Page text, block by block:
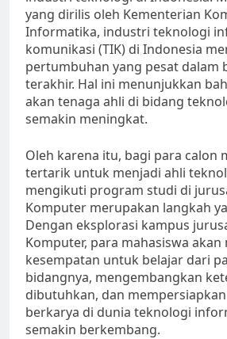
yang dirilis oleh Kementerian
Informatika, industri teknologi
komunikasi (TIK) di Indonesia
pertumbuhan yang pesat dalam
terakhir. Hal ini menunjukkan
akan tenaga ahli di bidang
semakin meningkat.
Oleh karena itu, bagi para calon
tertarik untuk menjadi ahli
mengikuti program studi di
Komputer merupakan langkah
Dengan eksplorasi kampus
Komputer, para mahasiswa akan
kesempatan untuk belajar dari
bidangnya, mengembangkan
dibutuhkan, dan
berkarya di dunia teknologi
semakin berkembang.